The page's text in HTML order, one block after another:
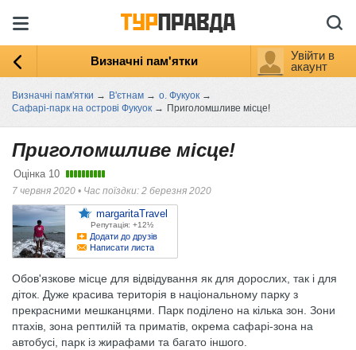
Визначні пам'ятки
Увійти в
акаунт
Визначні пам'ятки → В'єтнам → о. Фукуок →
Сафарі-парк на острові Фукуок → Приголомшливе місце!
Приголомшливе місце!
Оцінка 10
7 червня 2020 • Час поїздки: 2 березня 2020
margaritaTravel
Репутація: +12½
Додати до друзів
Написати листа
Обов'язкове місце для відвідування як для дорослих, так і для
діток. Дуже красива територія в національному парку з
прекрасними мешканцями. Парк поділено на кілька зон. Зони
птахів, зона рептилій та приматів, окрема сафарі-зона на
автобусі, парк із жирафами та багато іншого.